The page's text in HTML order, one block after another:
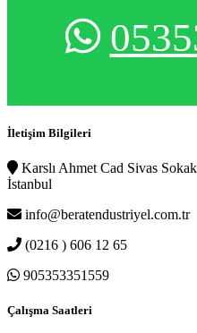
İletişim Bilgileri
Karslı Ahmet Cad Sivas
İstanbul
info@beratendustriyel.com.tr
(0216 ) 606 12 65
905353351559
Çalışma Saatleri